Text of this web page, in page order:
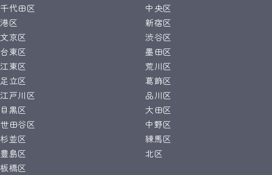
千代田区
中央区
港区
新宿区
文京区
渋谷区
台東区
墨田区
江東区
荒川区
足立区
葛飾区
江戸川区
品川区
目黒区
大田区
世田谷区
中野区
杉並区
練馬区
豊島区
北区
板橋区